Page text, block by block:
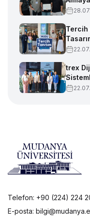
Tercih
devam
trex
Telefon: +90 (224) 224
E-posta: